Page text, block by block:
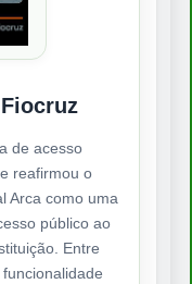
de acesso
reafirmou o
Arca como uma
público ao
Entre